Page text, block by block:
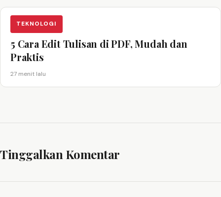
TEKNOLOGI
5 Cara Edit Tulisan di PDF, Mudah dan
Praktis
27 menit lalu
Tinggalkan Komentar